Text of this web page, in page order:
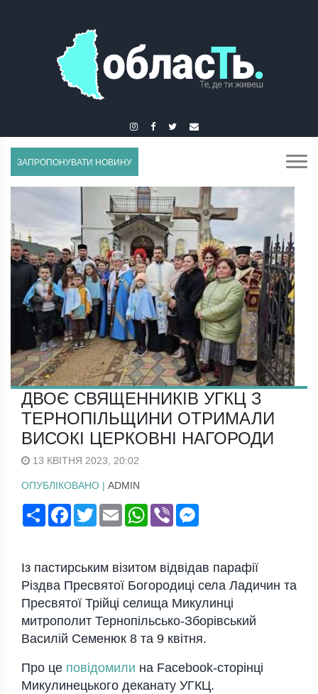
ЗАПРОПОНУВАТИ НОВИНУ
ДВОЄ СВЯЩЕННИКІВ УГКЦ З
ТЕРНОПІЛЬЩИНИ ОТРИМАЛИ
ВИСОКІ ЦЕРКОВНІ НАГОРОДИ
13 КВІТНЯ 2023, 20:02
ОПУБЛІКОВАНО | ADMIN
ПоширитиFacebook
TwitterEmail WhatsApp
Viber
Із пастирським візитом відвідав парафії
Різдва Пресвятої Богородиці села Ладичин та
Пресвятої Трійці селища Микулинці
митрополит Тернопільсько-Зборівський
Василій Семенюк 8 та 9 квітня.
Про це повідомили на Facebook-сторінці
Микулинецького деканату УГКЦ.